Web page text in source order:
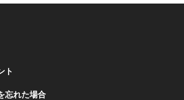
ト
忘れた場合